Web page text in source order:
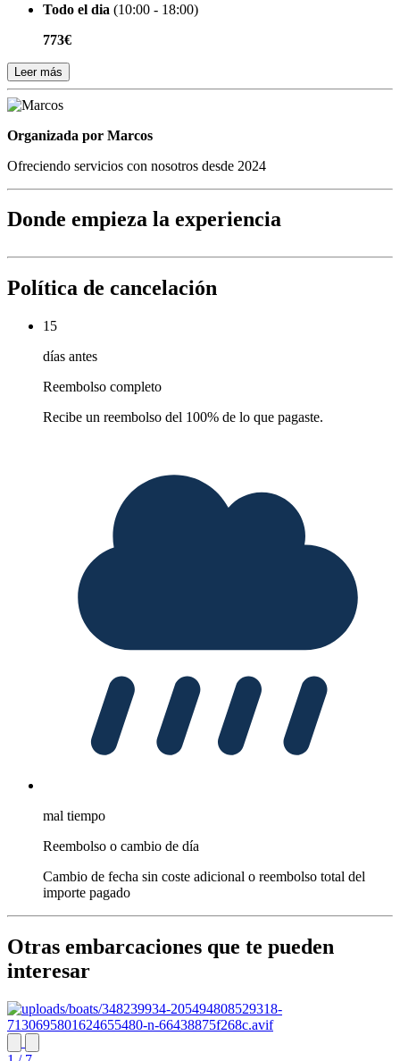
Todo el dia (10:00 - 18:00)
773€
Leer más
Organizada por
Organizada por Marcos
Ofreciendo servicios con nosotros desde 2024
Donde empieza la experiencia
Política de cancelación
15
días antes
Reembolso completo
Recibe un reembolso del 100% de lo que pagaste.
mal tiempo
Reembolso o cambio de día
Cambio de fecha sin coste adicional o reembolso total del
importe pagado
Otras embarcaciones que te pueden
interesar